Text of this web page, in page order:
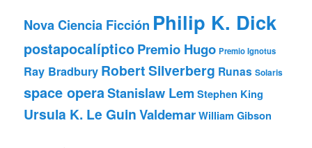
Nova Ciencia Ficción Philip K. Dick
postapocalípticoPremio Hugo Premio Ignotus
Ray Bradbury Robert Silverberg Runas Solaris
space operaStanislaw Lem Stephen King
Ursula K. Le GuinValdemarWilliam Gibson